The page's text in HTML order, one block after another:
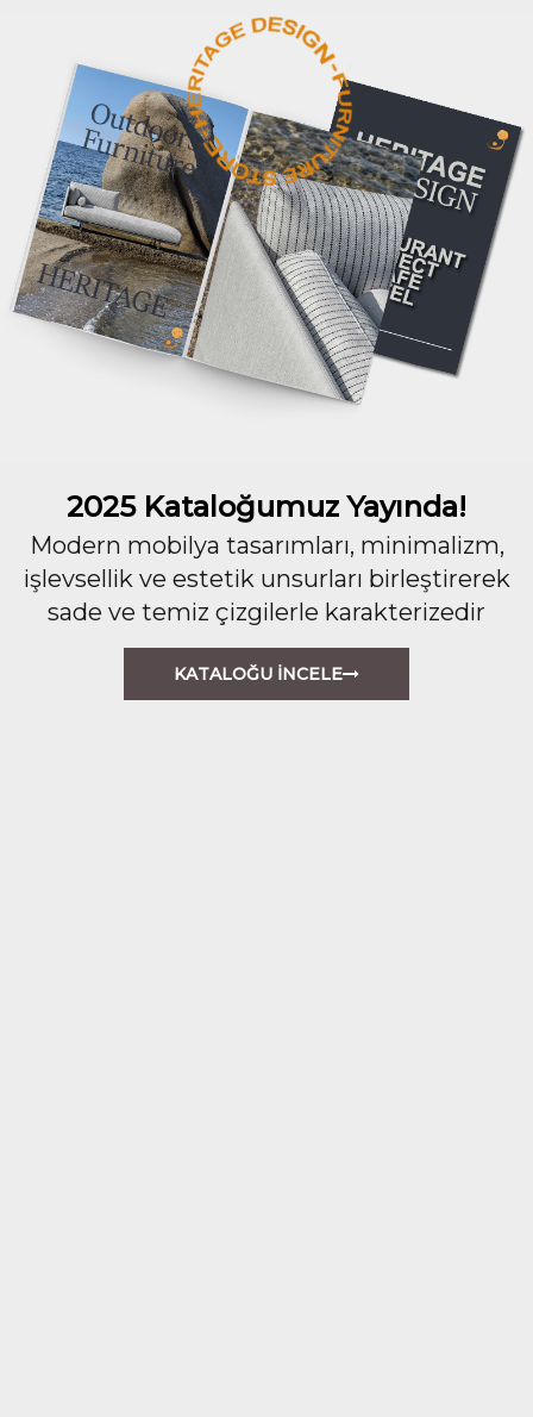
2025 Kataloğumuz Yayında!
Modern mobilya tasarımları, minimalizm,
işlevsellik ve estetik unsurları birleştirerek
sade ve temiz çizgilerle karakterizedir
KATALOĞU İNCELE